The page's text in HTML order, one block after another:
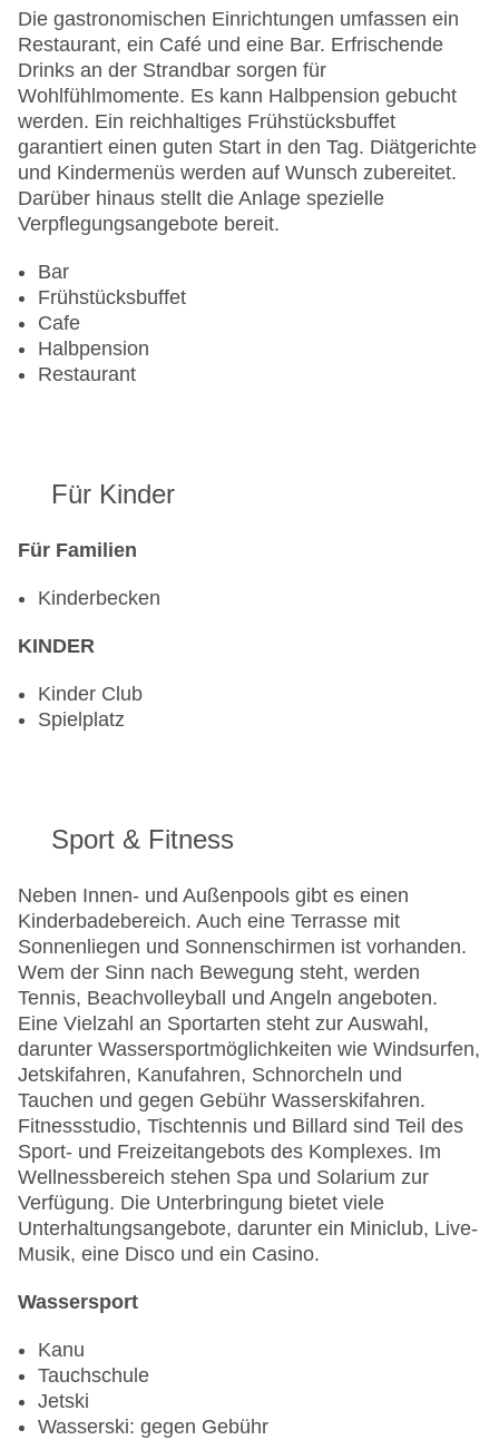
Anzahl der Aufzüge: 1
Haustiere
Haustiere auf Anfrage: gegen Gebühr
Sonnenterrasse
Gesamtanzahl der Stockwerke: 6
Gesamtanzahl der Zimmer: 274
Pools:Kinderbecken, Indoor Pool, Outdoor Pool,
Sonnenschirme am Pool, Liegen am Pool
Zahlungsarten: American Express, Mastercard,
Landeskategorie: 3 Sterne
Die gastronomischen Einrichtungen umfassen ein
Restaurant, ein Café und eine Bar. Erfrischende
Drinks an der Strandbar sorgen für
Wohlfühlmomente. Es kann Halbpension gebucht
werden. Ein reichhaltiges Frühstücksbuffet
garantiert einen guten Start in den Tag. Diätgerichte
und Kindermenüs werden auf Wunsch zubereitet.
Darüber hinaus stellt die Anlage spezielle
Verpflegungsangebote bereit.
Bar
Frühstücksbuffet
Cafe
Halbpension
Restaurant
Für Kinder
Für Familien
Kinderbecken
KINDER
Kinder Club
Spielplatz
Sport & Fitness
Neben Innen- und Außenpools gibt es einen
Kinderbadebereich. Auch eine Terrasse mit
Sonnenliegen und Sonnenschirmen ist vorhanden.
Wem der Sinn nach Bewegung steht, werden
Tennis, Beachvolleyball und Angeln angeboten.
Eine Vielzahl an Sportarten steht zur Auswahl,
darunter Wassersportmöglichkeiten wie Windsurfen,
Jetskifahren, Kanufahren, Schnorcheln und
Tauchen und gegen Gebühr Wasserskifahren.
Fitnessstudio, Tischtennis und Billard sind Teil des
Sport- und Freizeitangebots des Komplexes. Im
Wellnessbereich stehen Spa und Solarium zur
Verfügung. Die Unterbringung bietet viele
Unterhaltungsangebote, darunter ein Miniclub, Live-
Musik, eine Disco und ein Casino.
Wassersport
Kanu
Tauchschule
Jetski
Wasserski: gegen Gebühr